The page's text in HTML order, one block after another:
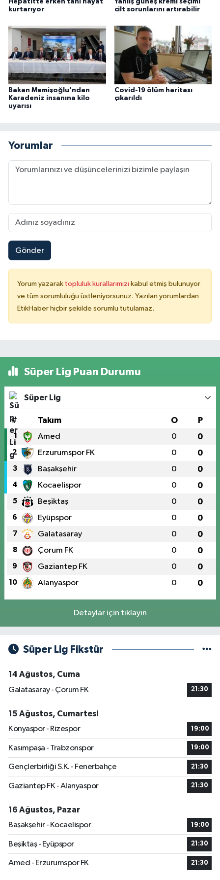
kurtarıyor
cilt sorunlarını artırabilir
Bakan Memişoğlu'ndan
Karadeniz insanına kilo
uyarısı
Covid-19 ölüm haritası
çıkarıldı
Yorumlar
Gönder
Yorum yazarak topluluk kurallarımızı kabul etmiş bulunuyor
ve tüm sorumluluğu üstleniyorsunuz. Yazılan yorumlardan
EtikHaber hiçbir şekilde sorumlu tutulamaz.
Süper Lig Puan Durumu
Süper Lig
# Takım O P
1 Amed 0 0
2 Erzurumspor FK 0 0
3 Başakşehir 0 0
4 Kocaelispor 0 0
5 Beşiktaş 0 0
6 Eyüpspor 0 0
7 Galatasaray 0 0
8 Çorum FK 0 0
9 Gaziantep FK 0 0
10 Alanyaspor 0 0
Detaylar için tıklayın
Süper Lig Fikstür
14 Ağustos, Cuma
Galatasaray - Çorum FK
21:30
15 Ağustos, Cumartesi
Konyaspor - Rizespor
19:00
Kasımpaşa - Trabzonspor 19:00
Gençlerbirliği S.K. - Fenerbahçe 21:30
Gaziantep FK - Alanyaspor 21:30
16 Ağustos, Pazar
Başakşehir - Kocaelispor
19:00
Beşiktaş - Eyüpspor 21:30
Amed - Erzurumspor FK 21:30